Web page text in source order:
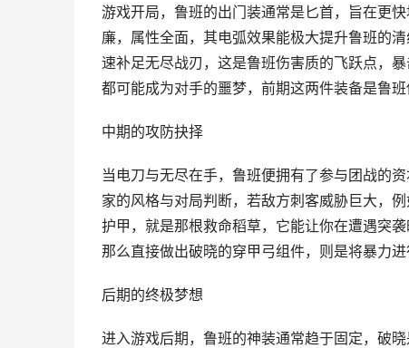
游戏开局，鲁班的出门装通常是匕首，旨在更
廉，属性全面，其电弧效果能极大提升鲁班的
速补足无尽战刃，这是鲁班伤害质的飞跃点，
都可能成为对手的噩梦，前期这两件装备是鲁班
中期的攻防抉择
当电刀与无尽在手，鲁班便拥有了参与团战的
家的风格与对局判断，若敌方刺客威胁巨大，
护甲，就是那根救命稻草，它能让你在遭遇突
那么直接做出破晓的穿甲弓组件，则是将暴力
后期的终极梦想
进入游戏后期，鲁班的神装通常趋于固定，破